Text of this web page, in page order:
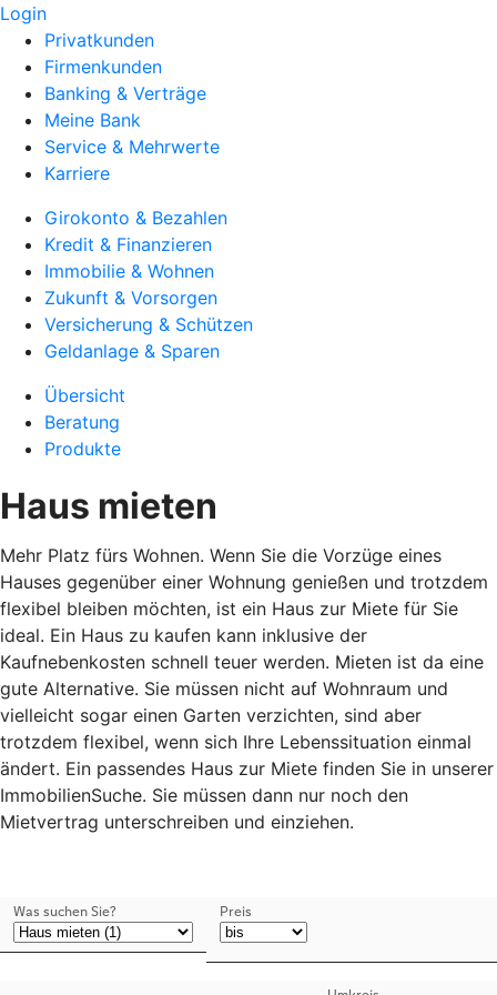
Login
Privatkunden
Firmenkunden
Banking & Verträge
Meine Bank
Service & Mehrwerte
Karriere
Girokonto & Bezahlen
Kredit & Finanzieren
Immobilie & Wohnen
Zukunft & Vorsorgen
Versicherung & Schützen
Geldanlage & Sparen
Übersicht
Beratung
Produkte
Haus mieten
Mehr Platz fürs Wohnen. Wenn Sie die Vorzüge eines
Hauses gegenüber einer Wohnung genießen und trotzdem
flexibel bleiben möchten, ist ein Haus zur Miete für Sie
ideal. Ein Haus zu kaufen kann inklusive der
Kaufnebenkosten schnell teuer werden. Mieten ist da eine
gute Alternative. Sie müssen nicht auf Wohnraum und
vielleicht sogar einen Garten verzichten, sind aber
trotzdem flexibel, wenn sich Ihre Lebenssituation einmal
ändert. Ein passendes Haus zur Miete finden Sie in unserer
ImmobilienSuche. Sie müssen dann nur noch den
Mietvertrag unterschreiben und einziehen.